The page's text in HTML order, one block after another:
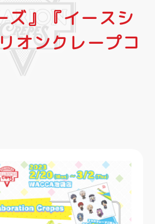
ズ』『イースシ
オンクレープコ